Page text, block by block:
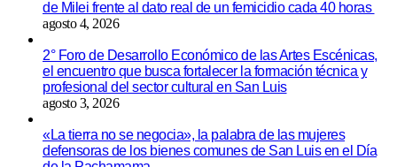
de Milei frente al dato real de un femicidio cada 40 horas
agosto 4, 2026
2° Foro de Desarrollo Económico de las Artes Escénicas,
el encuentro que busca fortalecer la formación técnica y
profesional del sector cultural en San Luis
agosto 3, 2026
«La tierra no se negocia», la palabra de las mujeres
defensoras de los bienes comunes de San Luis en el Día